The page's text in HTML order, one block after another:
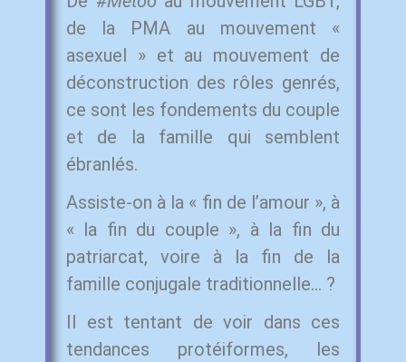
de la PMA au mouvement «
asexuel » et au mouvement de
déconstruction des rôles genrés,
ce sont les fondements du couple
et de la famille qui semblent
ébranlés.
Assiste-on à la « fin de l’amour », à
« la fin du couple », à la fin du
patriarcat, voire à la fin de la
famille conjugale traditionnelle… ?
Il est tentant de voir dans ces
tendances protéiformes, les